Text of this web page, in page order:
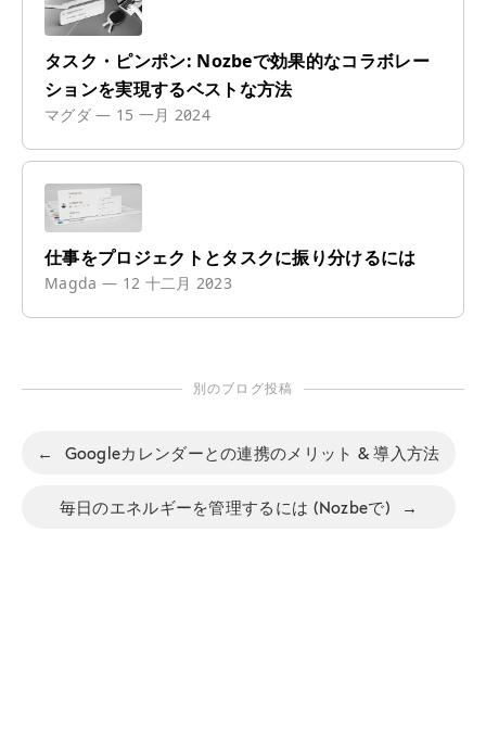
タスク・ピンポン: Nozbeで効果的なコラボレー
ションを実現するベストな方法
マグダ— 15 一月 2024
仕事をプロジェクトとタスクに振り分けるには
Magda — 12 十二月 2023
別のブログ投稿
← Googleカレンダーとの連携のメリット & 導入方法
毎日のエネルギーを管理するには (Nozbeで) →